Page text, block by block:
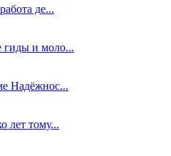
де...
гиды и моло...
Надёжнос...
лет тому...